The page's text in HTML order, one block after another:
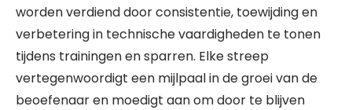
worden verdiend door consistentie, toewijding en
verbetering in technische vaardigheden te tonen
tijdens trainingen en sparren. Elke streep
vertegenwoordigt een mijlpaal in de groei van de
beoefenaar en moedigt aan om door te blijven